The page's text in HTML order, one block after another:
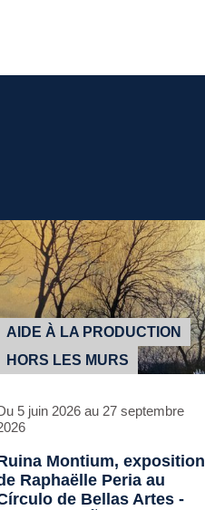
AIDE À LA PRODUCTION
HORS LES MURS
5 juin 2026 au 27 septembre
Montium, exposition
Raphaëlle Peria au
de Bellas Artes -